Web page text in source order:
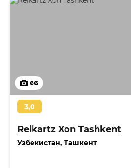
66
3,0
Reikartz Xon Tashkent
Узбекистан, Ташкент